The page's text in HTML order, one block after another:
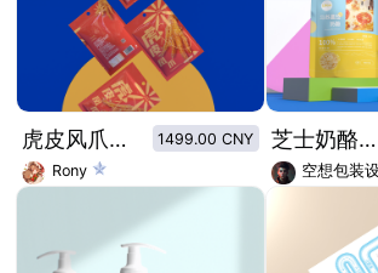
虎皮风爪卤味即食零食包装
1499.00 CNY
Rony
芝士奶酪包装设计/芝士碎包装设计